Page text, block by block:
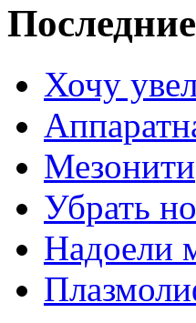
Хочу
Мезонити
Убрать
Надоели